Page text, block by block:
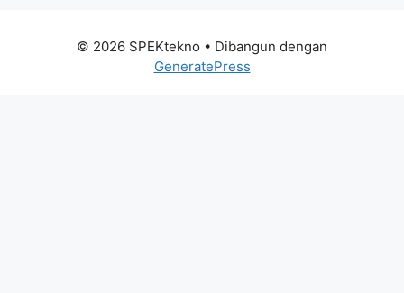
© 2026 SPEKtekno • Dibangun dengan
GeneratePress